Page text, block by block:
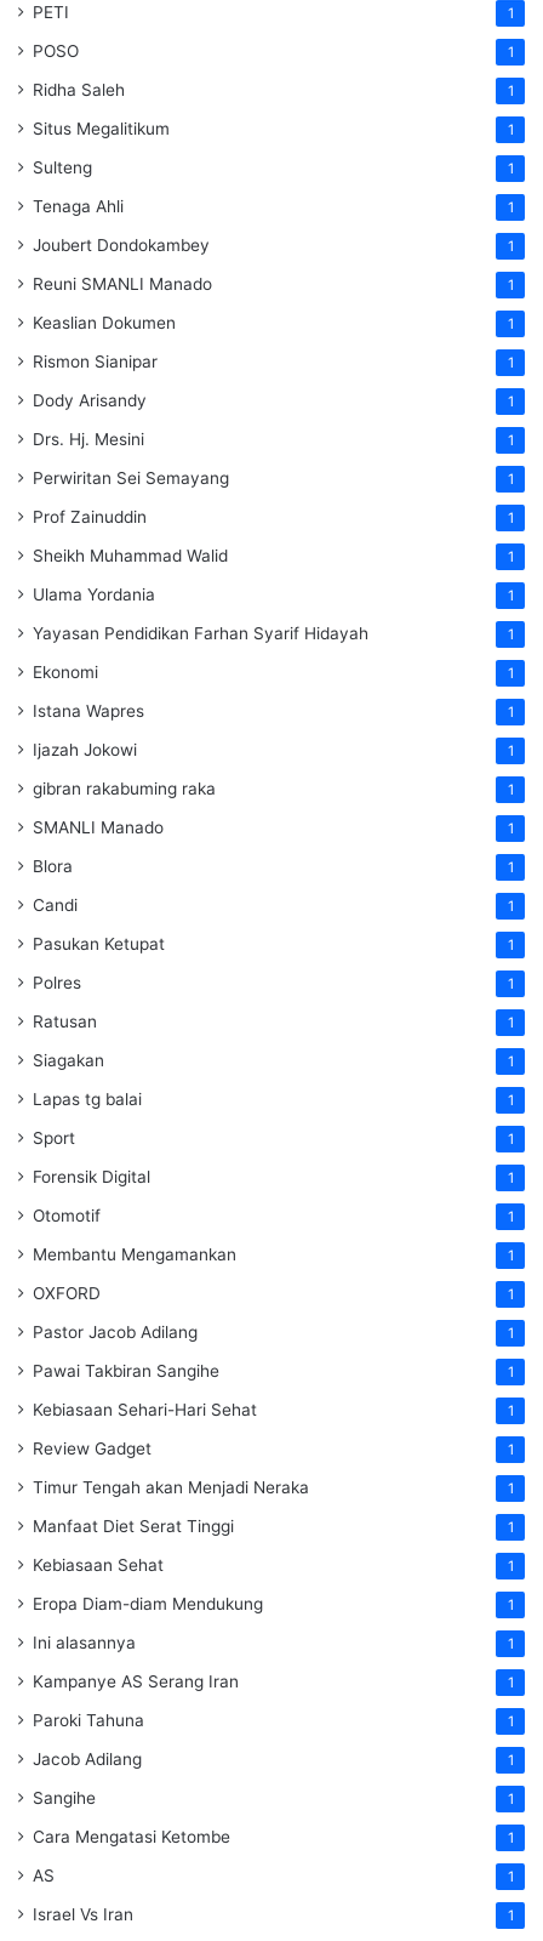
PETI 1
POSO 1
Ridha Saleh 1
Situs Megalitikum 1
Sulteng 1
Tenaga Ahli 1
Joubert Dondokambey 1
Reuni SMANLI Manado 1
Keaslian Dokumen 1
Rismon Sianipar 1
Dody Arisandy 1
Drs. Hj. Mesini 1
Perwiritan Sei Semayang 1
Prof Zainuddin 1
Sheikh Muhammad Walid 1
Ulama Yordania 1
Yayasan Pendidikan Farhan Syarif Hidayah 1
Ekonomi 1
Istana Wapres 1
Ijazah Jokowi 1
gibran rakabuming raka 1
SMANLI Manado 1
Blora 1
Candi 1
Pasukan Ketupat 1
Polres 1
Ratusan 1
Siagakan 1
Lapas tg balai 1
Sport 1
Forensik Digital 1
Otomotif 1
Membantu Mengamankan 1
OXFORD 1
Pastor Jacob Adilang 1
Pawai Takbiran Sangihe 1
Kebiasaan Sehari-Hari Sehat 1
Review Gadget 1
Timur Tengah akan Menjadi Neraka 1
Manfaat Diet Serat Tinggi 1
Kebiasaan Sehat 1
Eropa Diam-diam Mendukung 1
Ini alasannya 1
Kampanye AS Serang Iran 1
Paroki Tahuna 1
Jacob Adilang 1
Sangihe 1
Cara Mengatasi Ketombe 1
AS 1
Israel Vs Iran 1